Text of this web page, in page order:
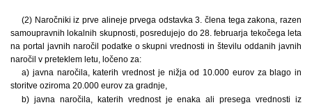
(2) Naročniki iz prve alineje prvega odstavka 3. člena tega zakona, razen
samoupravnih lokalnih skupnosti, posredujejo do 28. februarja tekočega leta
na portal javnih naročil podatke o skupni vrednosti in številu oddanih javnih
naročil v preteklem letu, ločeno za:
a) javna naročila, katerih vrednost je nižja od 10.000 eurov za blago in
storitve oziroma 20.000 eurov za gradnje,
b) javna naročila, katerih vrednost je enaka ali presega vrednosti iz